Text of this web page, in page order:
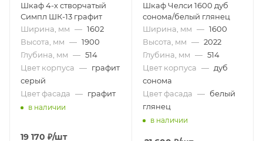
Шкаф 4-х створчатый
Симпл ШК-13 графит
Ширина, мм — 1602
Высота, мм — 1900
Глубина, мм — 514
Цвет корпуса — графит
серый
Цвет фасада — графит
в наличии
19 170 ₽/шт
Шкаф Челси 1600 дуб
сонома/белый глянец
Ширина, мм — 1600
Высота, мм — 2022
Глубина, мм — 514
Цвет корпуса — дуб
сонома
Цвет фасада — белый
глянец
в наличии